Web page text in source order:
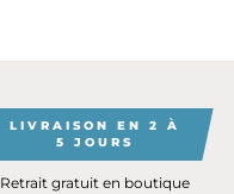
LIVRAISON EN 2 À
5 JOURS
Retrait gratuit en boutique